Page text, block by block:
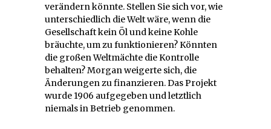
verändern könnte. Stellen Sie sich vor, wie
unterschiedlich die Welt wäre, wenn die
Gesellschaft kein Öl und keine Kohle
bräuchte, um zu funktionieren? Könnten
die großen Weltmächte die Kontrolle
behalten? Morgan weigerte sich, die
Änderungen zu finanzieren. Das Projekt
wurde 1906 aufgegeben und letztlich
niemals in Betrieb genommen.